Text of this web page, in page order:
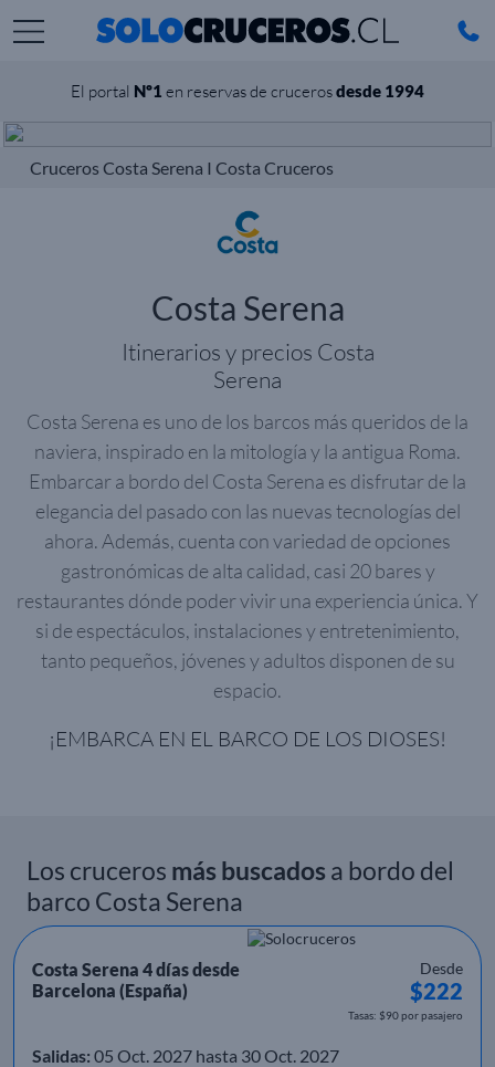
El portal Nº1 en reservas de crucerosdesde 1994
Cruceros Costa Serena I Costa Cruceros
Costa Serena
Itinerarios y precios Costa
Serena
Costa Serena es uno de los barcos más queridos de la
naviera, inspirado en la mitología y la antigua Roma.
Embarcar a bordo del Costa Serena es disfrutar de la
elegancia del pasado con las nuevas tecnologías del
ahora. Además, cuenta con variedad de opciones
gastronómicas de alta calidad, casi 20 bares y
restaurantes dónde poder vivir una experiencia única. Y
si de espectáculos, instalaciones y entretenimiento,
tanto pequeños, jóvenes y adultos disponen de su
espacio.
¡EMBARCA EN EL BARCO DE LOS DIOSES!
Los cruceros más buscadosa bordo del
barco Costa Serena
Costa Serena 4 días desde
Barcelona (España)
Desde
$222
Tasas: $90 por pasajero
Salidas: 05 Oct. 2027 hasta 30 Oct. 2027